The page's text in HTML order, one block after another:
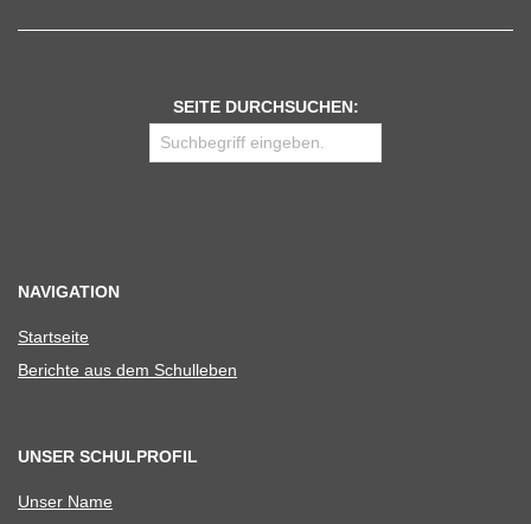
SEITE DURCHSUCHEN:
NAVIGATION
Start­seite
Berichte aus dem Schulleben
UNSER SCHULPROFIL
Unser Name